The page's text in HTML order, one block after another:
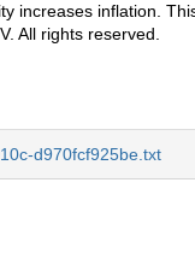
increases inflation.
All rights reserved.
d970fcf925be.txt